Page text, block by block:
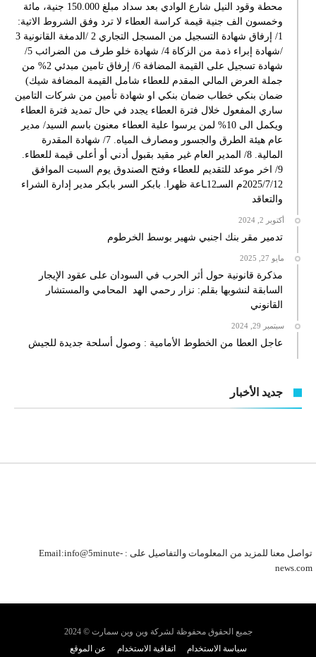
محطة وقود النيل شارع الوادي بعد سداد مبلغ 150.000 جنية، مائة
وخمسون الف جنية قيمة كراسة العطاء لا ترد وفق الشروط الاتية:
1/ إرفاق شهادة التسجيل من المسجل التجاري 2 /الدمغة القانونية 3
/شهادة إبراء ذمة من الزكاة 4/ شهادة خلو طرف من الضرائب 5/
شهادة تسجيل على القيمة المضافة 6/ إرفاق تامين مبدئي 2% من
جملة العرض المالي المقدم للعطاء شامل القيمة المضافة شيك)
ضمان بنكي خطاب ضمان بنكي او شهادة تأمين من شركات التامين
ساري المفعول خلال فترة العطاء يجدد في حال تمديد فترة العطاء
ويكمل الى 10% لمن يرسوا علية العطاء معنون باسم السيد/ مدير
عام هيئة الطرق والجسور ومصارف المياه. 7/ شهادة المقدرة
المالية. 8/ المدير العام غير مقيد بقبول أدني أو أعلى قيمة للعطاء.
9/ اخر موعد للتقديم للعطاء وفتح الصندوق يوم السبت الموافق
2025/7/12م السـ12ـاعة ظهرا. بابكر السر بابكر مدير إدارة الشراء
والتعاقد
أكتوبر 2, 2024
تدمير مقر بنك اجنبي شهير بوسط الخرطوم
مايو 27, 2025
مذكرة قانونية حول أثر الحرب في السودان على عقود الإيجار
السابقة لنشوبها بقلم: نزار رحمي الهد المحامي والمستشار
القانوني
سبتمبر 29, 2024
عاجل العطا من الخطوط الأمامية : وصول أسلحة جديدة للجيش
جديد الأخبار
تواصل معنا للمزيد من المعلومات والتفاصيل على : Email:info@5minute-
news.com
جميع الحقوق محفوظة لشركة وين وين سمارت © 2024
سياسة الاستخدام
اتفاقية الاستخدام عن الموقع